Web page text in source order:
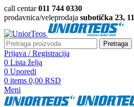
call centar011 744 0330
prodavnica/veleprodaja subotička 23,
Pretraga
Prijava / Registracija
0 Lista želja
0 Uporedi
0 items 0,00 RSD
Meni